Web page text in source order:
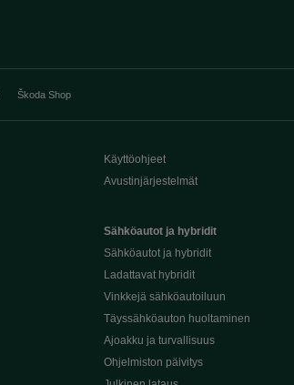
Škoda Shop
Käyttöohjeet
Avustinjärjestelmät
Sähköautot ja hybridit
Sähköautot ja hybridit
Ladattavat hybridit
Vinkkejä sähköautoiluun
Täyssähköauton huoltaminen
Ajoakku ja turvallisuus
Ohjelmiston päivitys